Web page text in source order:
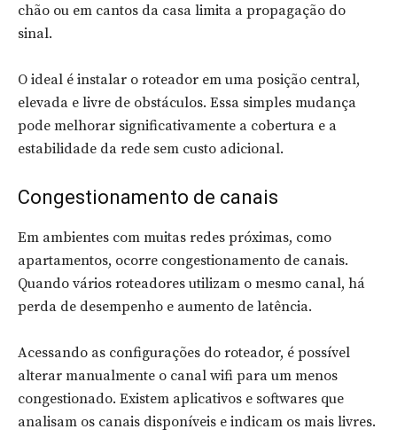
chão ou em cantos da casa limita a propagação do
sinal.
O ideal é instalar o roteador em uma posição central,
elevada e livre de obstáculos. Essa simples mudança
pode melhorar significativamente a cobertura e a
estabilidade da rede sem custo adicional.
Congestionamento de canais
Em ambientes com muitas redes próximas, como
apartamentos, ocorre congestionamento de canais.
Quando vários roteadores utilizam o mesmo canal, há
perda de desempenho e aumento de latência.
Acessando as configurações do roteador, é possível
alterar manualmente o canal wifi para um menos
congestionado. Existem aplicativos e softwares que
analisam os canais disponíveis e indicam os mais livres.